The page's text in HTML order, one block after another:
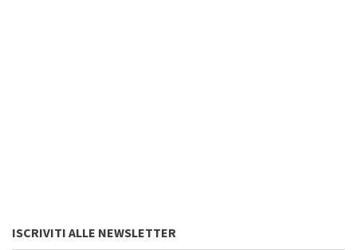
ISCRIVITI ALLE NEWSLETTER